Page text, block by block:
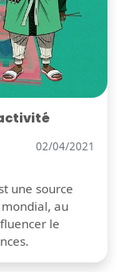
02/04/2021
une source
au
le